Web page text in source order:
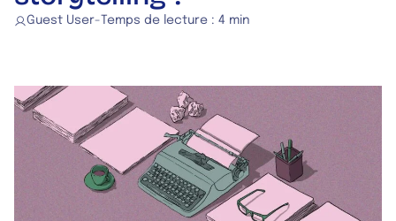
Guest User- Temps de lecture : 4 min